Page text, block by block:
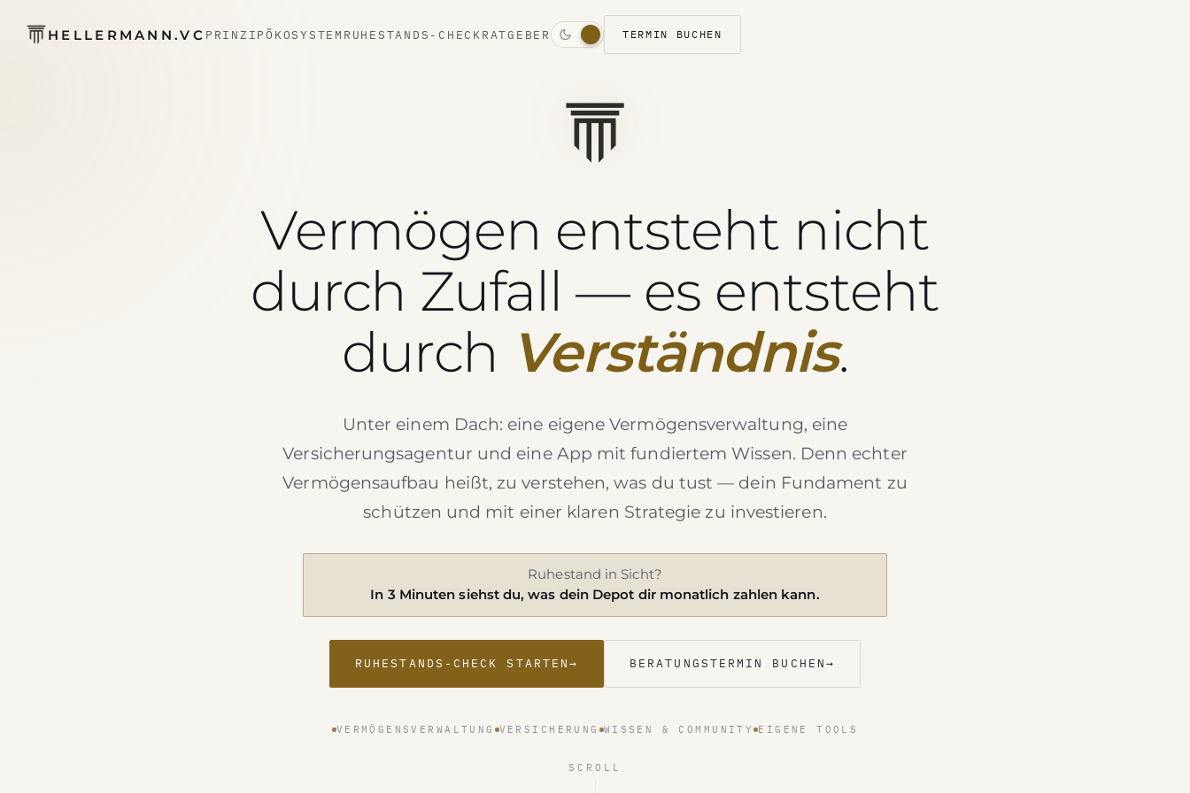
HELLERMANN.VC PRINZIPÖKOSYSTEM RUHESTANDS-CHECK RATGEBER TERMIN BUCHEN
Vermögen entsteht nicht
durch Zufall — es entsteht
durch Verständnis.
Unter einem Dach: eine eigene Vermögensverwaltung, eine
Versicherungsagentur und eine App mit fundiertem Wissen. Denn echter
Vermögensaufbau heißt, zu verstehen, was du tust — dein Fundament zu
schützen und mit einer klaren Strategie zu investieren.
Ruhestand in Sicht?
In 3 Minuten siehst du, was dein Depot dir monatlich zahlen kann.
RUHESTANDS-CHECK STARTEN→ BERATUNGSTERMIN BUCHEN→
VERMÖGENSVERWALTUNG VERSICHERUNG WISSEN & COMMUNITY EIGENE TOOLS
SCROLL